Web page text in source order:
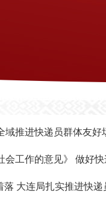
推进快递员群体友好
会工作的意见》 做好
落 大连局扎实推进快